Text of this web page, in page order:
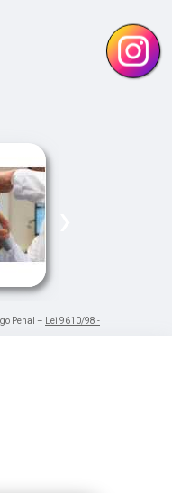
Penal – Lei 9610/98 -